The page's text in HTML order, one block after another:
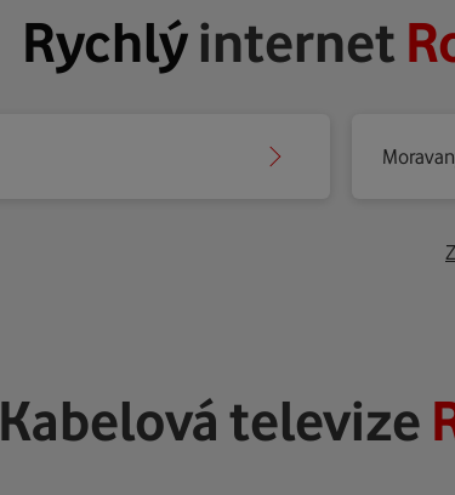
Rychlýinternet
Kabelová televize